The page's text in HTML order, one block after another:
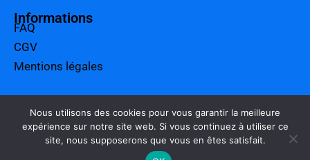
Informations
FAQ
CGV
Mentions légales
Tarifs
Charte qualité
Politique de confidentialité
Nous utilisons des cookies pour vous garantir la meilleure
expérience sur notre site web. Si vous continuez à utiliser ce
site, nous supposerons que vous en êtes satisfait.